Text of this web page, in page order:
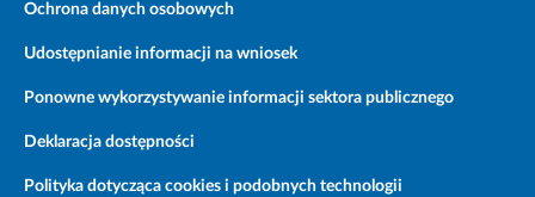
Ochrona danych osobowych
Udostępnianie informacji na wniosek
Ponowne wykorzystywanie informacji sektora publicznego
Deklaracja dostępności
Polityka dotycząca cookies i podobnych technologii